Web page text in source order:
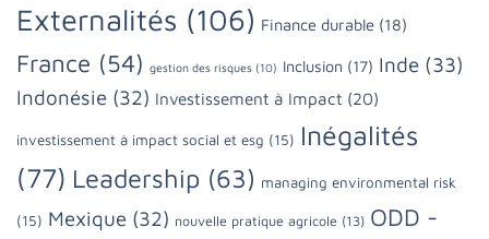
Externalités (106) Finance durable (18)
France (54) gestion des risques (10) Inclusion (17) Inde (33)
Indonésie (32) Investissement à Impact (20)
investissement à impact social et esg (15) Inégalités
(77) Leadership (63) managing environmental risk
(15) Mexique (32) nouvelle pratique agricole (13) ODD -